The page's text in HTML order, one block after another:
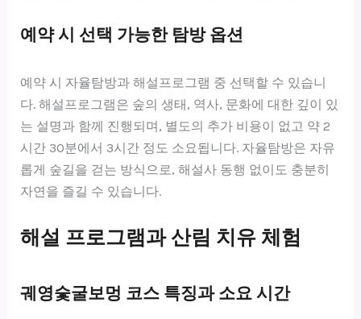
예약 시 선택 가능한 탐방 옵션
예약 시 자율탐방과 해설프로그램 중 선택할 수 있습니
다. 해설프로그램은 숲의 생태, 역사, 문화에 대한 깊이 있
는 설명과 함께 진행되며, 별도의 추가 비용이 없고 약 2
시간 30분에서 3시간 정도 소요됩니다. 자율탐방은 자유
롭게 숲길을 걷는 방식으로, 해설사 동행 없이도 충분히
자연을 즐길 수 있습니다.
해설 프로그램과 산림 치유 체험
궤영숯굴보멍 코스 특징과 소요 시간